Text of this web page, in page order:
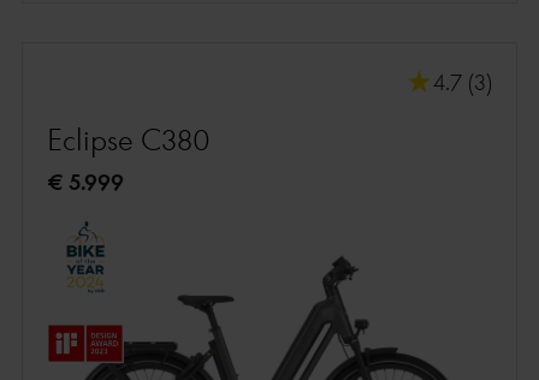
4.7 (3)
Eclipse C380
€ 5.999